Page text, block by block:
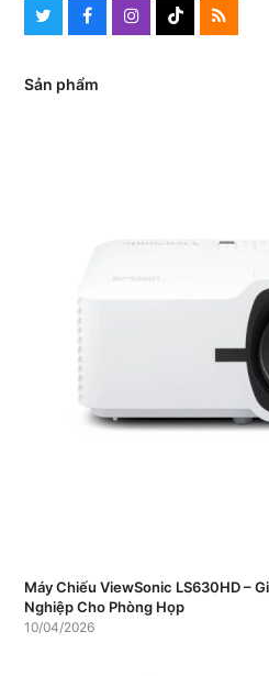
TwitterFacebookInstagram
TiktokRSS
Sản phẩm
Máy Chiếu ViewSonic LS630HD –
Nghiệp Cho Phòng Họp
10/04/2026